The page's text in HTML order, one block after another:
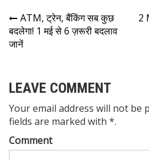
ATM, ट्रेन, बैंकिंग सब कुछ
बदलेगा! 1 मई से 6 ज़रूरी बदलाव
जानें
2
LEAVE COMMENT
Your email address will not be
fields are marked with *.
Comment